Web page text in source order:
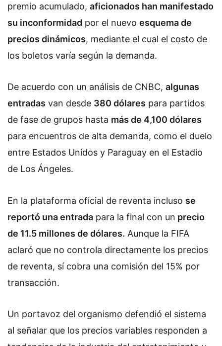
premio acumulado, aficionados han manifestado
su inconformidad por el nuevo esquema de
precios dinámicos, mediante el cual el costo de
los boletos varía según la demanda.
De acuerdo con un análisis de CNBC, algunas
entradas van desde 380 dólares para partidos
de fase de grupos hasta más de 4,100 dólares
para encuentros de alta demanda, como el duelo
entre Estados Unidos y Paraguay en el Estadio
de Los Ángeles.
En la plataforma oficial de reventa incluso se
reportó una entrada para la final con un precio
de 11.5 millones de dólares. Aunque la FIFA
aclaró que no controla directamente los precios
de reventa, sí cobra una comisión del 15% por
transacción.
Un portavoz del organismo defendió el sistema
al señalar que los precios variables responden a